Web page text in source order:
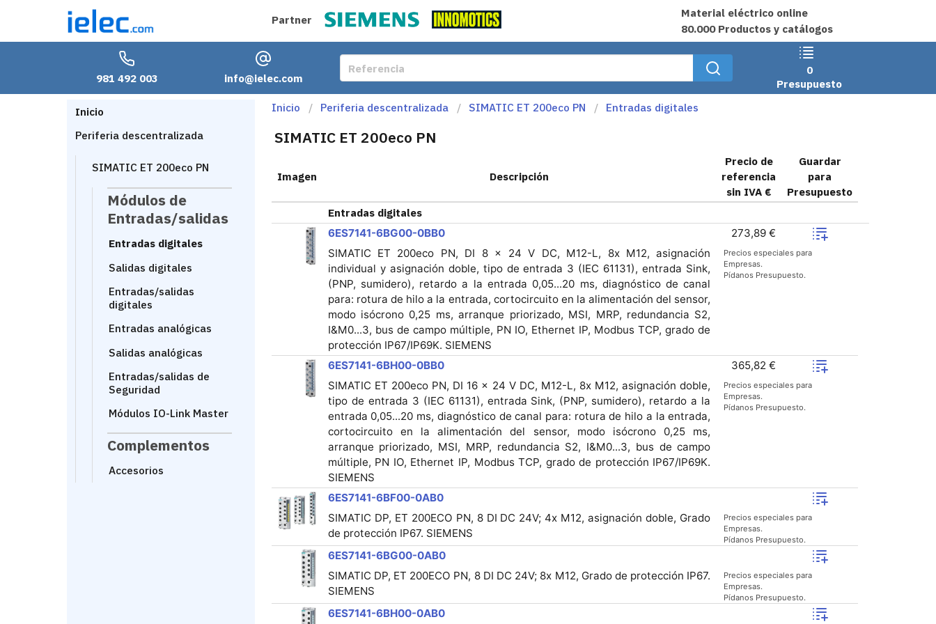
Partner
Material eléctrico online
80.000 Productos y catálogos
981 492 003 info@ielec.com
0
Presupuesto
Inicio
Periferia descentralizada
SIMATIC ET 200eco PN
Módulos de
Entradas/salidas
Entradas digitales
Salidas digitales
Entradas/salidas
digitales
Entradas analógicas
Salidas analógicas
Entradas/salidas de
Seguridad
Módulos IO-Link Master
Complementos
Accesorios
Inicio Periferia descentralizada SIMATIC ET 200eco PN Entradas digitales
SIMATIC ET 200eco PN
Imagen Descripción
Precio de
referencia
sin IVA €
Guardar
para
Presupuesto
Entradas digitales
6ES7141-6BG00-0BB0
273,89 €
SIMATIC ET 200eco PN, DI 8 × 24 V DC, M12-L, 8x M12, asignación
individual y asignación doble, tipo de entrada 3 (IEC 61131), entrada Sink,
(PNP, sumidero), retardo a la entrada 0,05...20 ms, diagnóstico de canal
para: rotura de hilo a la entrada, cortocircuito en la alimentación del sensor,
modo isócrono 0,25 ms, arranque priorizado, MSI, MRP, redundancia S2,
I&M0...3, bus de campo múltiple, PN IO, Ethernet IP, Modbus TCP, grado de
protección IP67/IP69K. SIEMENS
Precios especiales para
Empresas.
Pídanos Presupuesto.
6ES7141-6BH00-0BB0
365,82 €
SIMATIC ET 200eco PN, DI 16 × 24 V DC, M12-L, 8x M12, asignación doble,
tipo de entrada 3 (IEC 61131), entrada Sink, (PNP, sumidero), retardo a la
entrada 0,05...20 ms, diagnóstico de canal para: rotura de hilo a la entrada,
cortocircuito en la alimentación del sensor, modo isócrono 0,25 ms,
arranque priorizado, MSI, MRP, redundancia S2, I&M0...3, bus de campo
múltiple, PN IO, Ethernet IP, Modbus TCP, grado de protección IP67/IP69K.
SIEMENS
Precios especiales para
Empresas.
Pídanos Presupuesto.
6ES7141-6BF00-0AB0
SIMATIC DP, ET 200ECO PN, 8 DI DC 24V; 4x M12, asignación doble, Grado
de protección IP67. SIEMENS
Precios especiales para
Empresas.
Pídanos Presupuesto.
6ES7141-6BG00-0AB0
SIMATIC DP, ET 200ECO PN, 8 DI DC 24V; 8x M12, Grado de protección IP67.
SIEMENS
Precios especiales para
Empresas.
Pídanos Presupuesto.
6ES7141-6BH00-0AB0